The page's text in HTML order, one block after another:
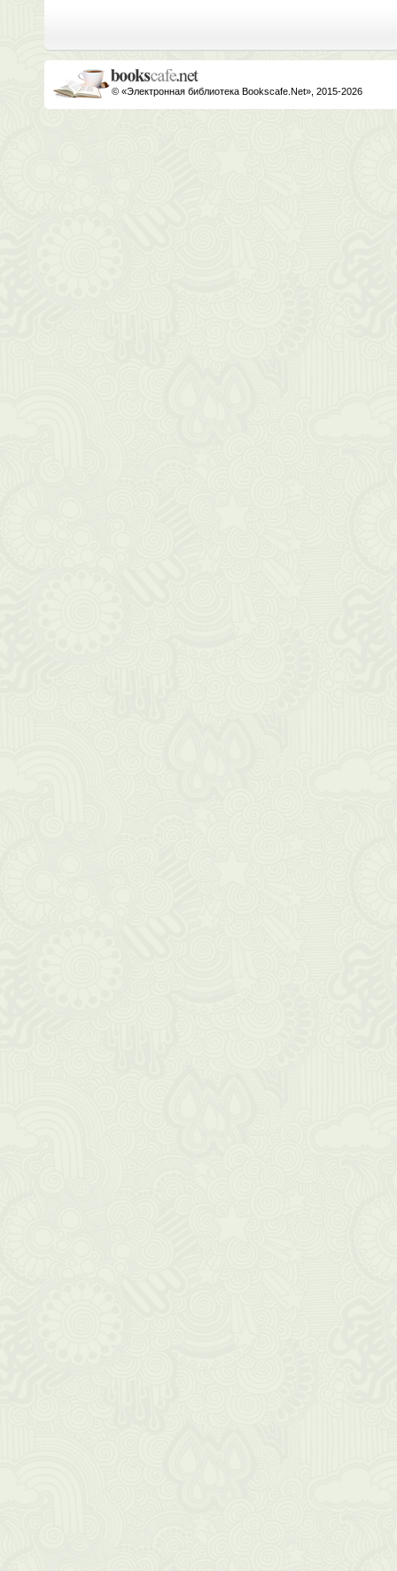
© «Электронная библиотека Bookscafe.Net», 2015-2026